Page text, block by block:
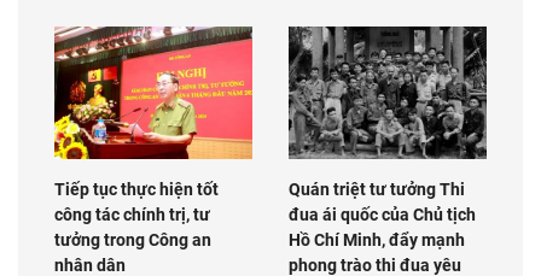
Tiếp tục thực hiện tốt
công tác chính trị, tư
tưởng trong Công an
nhân dân
Quán triệt tư tưởng Thi
đua ái quốc của Chủ tịch
Hồ Chí Minh, đẩy mạnh
phong trào thi đua yêu